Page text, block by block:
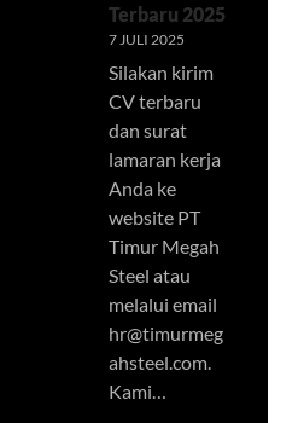
Terbaru 2025
7 JULI 2025
Silakan kirim
CV terbaru
dan surat
lamaran kerja
Anda ke
website PT
Timur Megah
Steel atau
melalui email
hr@timurmeg
ahsteel.com
Kami…